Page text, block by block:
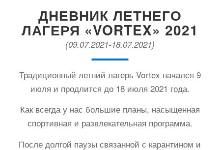
ДНЕВНИК ЛЕТНЕГО
ЛАГЕРЯ «VORTEX» 2021
(09.07.2021-18.07.2021)
Традиционный летний лагерь Vortex начался 9
июля и продлится до 18 июля 2021 года.
Как всегда у нас большие планы, насыщенная
спортивная и развлекательная программа.
После долгой паузы связанной с карантином и